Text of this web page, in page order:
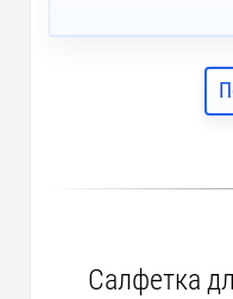
Салфетка